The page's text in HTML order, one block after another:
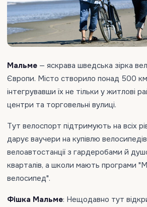
Мальме — яскрава шведська зірка
Європи. Місто створило понад 500
інтегрувавши їх не тільки у житлові
центри та торговельні вулиці.
Тут велоспорт підтримують на всіх
дарує ваучери на купівлю
велоавтостанції з гардеробами й
кварталів, а школи мають програми
велосипед".
Фішка Мальме: Нещодавно тут